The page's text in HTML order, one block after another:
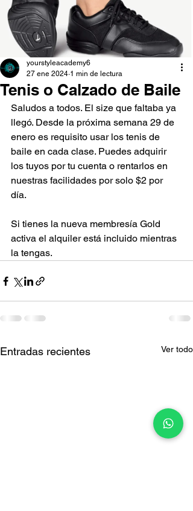
Tenis o Calzado de Baile
yourstyleacademy6
27 ene 2024 1 min de lectura
Saludos a todos. El size que faltaba ya
llegó. Desde la próxima semana 29 de
enero es requisito usar los tenis de
baile en cada clase. Puedes adquirir
los tuyos por tu cuenta o rentarlos en
nuestras facilidades por solo $2 por
día.
Si tienes la nueva membresía Gold
activa el alquiler está incluido mientras
la tengas.
Entradas recientes Ver todo